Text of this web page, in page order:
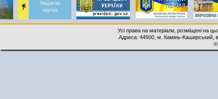
Усі права на матеріали, розміщені на
Адреса: 44500, м. Камінь-Каширський,
©